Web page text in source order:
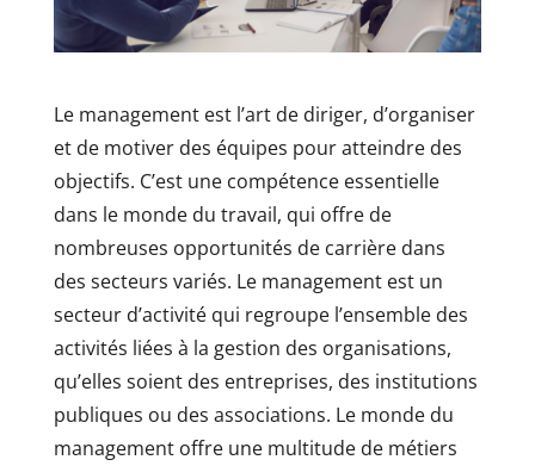
Le management est l’art de diriger, d’organiser
et de motiver des équipes pour atteindre des
objectifs. C’est une compétence essentielle
dans le monde du travail, qui offre de
nombreuses opportunités de carrière dans
des secteurs variés. Le management est un
secteur d’activité qui regroupe l’ensemble des
activités liées à la gestion des organisations,
qu’elles soient des entreprises, des institutions
publiques ou des associations. Le monde du
management offre une multitude de métiers